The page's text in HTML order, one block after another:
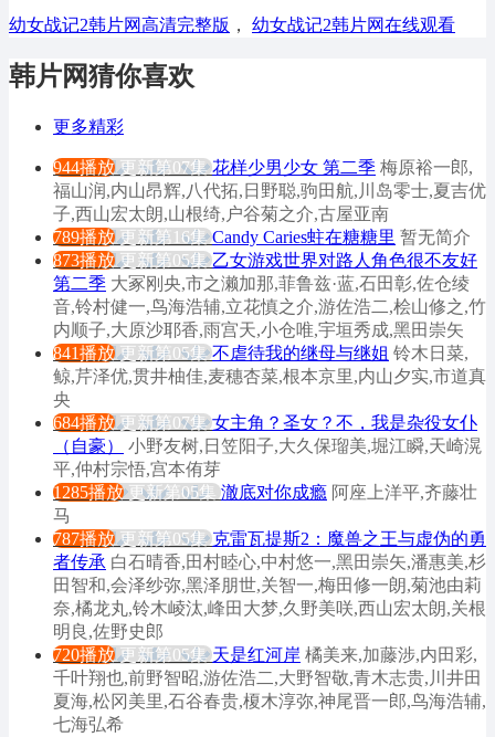
幼女战记2韩片网高清完整版 ， 幼女战记2韩片网在线观看
韩片网猜你喜欢
更多精彩
944播放 更新第07集 花样少男少女 第二季 梅原裕一郎,
福山润,内山昂辉,八代拓,日野聪,驹田航,川岛零士,夏吉优
子,西山宏太朗,山根绮,户谷菊之介,古屋亚南
789播放 更新第16集 Candy Caries蛀在糖糖里 暂无简介
873播放 更新第05集 乙女游戏世界对路人角色很不友好
第二季 大冢刚央,市之濑加那,菲鲁兹·蓝,石田彰,佐仓绫
音,铃村健一,鸟海浩辅,立花慎之介,游佐浩二,桧山修之,竹
内顺子,大原沙耶香,雨宫天,小仓唯,宇垣秀成,黑田崇矢
841播放 更新第05集 不虐待我的继母与继姐 铃木日菜,
鲸,芹泽优,贯井柚佳,麦穗杏菜,根本京里,内山夕实,市道真
央
684播放 更新第07集 女主角？圣女？不，我是杂役女仆
（自豪）
小野友树,日笠阳子,大久保瑠美,堀江瞬,天崎滉
平,仲村宗悟,宫本侑芽
1285播放 更新第05集 澈底对你成瘾 阿座上洋平,齐藤壮
马
787播放 更新第05集 克雷瓦提斯2：魔兽之王与虚伪的勇
者传承 白石晴香,田村睦心,中村悠一,黑田崇矢,潘惠美,杉
田智和,会泽纱弥,黑泽朋世,关智一,梅田修一朗,菊池由莉
奈,橘龙丸,铃木崚汰,峰田大梦,久野美咲,西山宏太朗,关根
明良,佐野史郎
720播放 更新第05集 天是红河岸 橘美来,加藤涉,内田彩,
千叶翔也,前野智昭,游佐浩二,大野智敬,青木志贵,川井田
夏海,松冈美里,石谷春贵,榎木淳弥,神尾晋一郎,鸟海浩辅,
七海弘希